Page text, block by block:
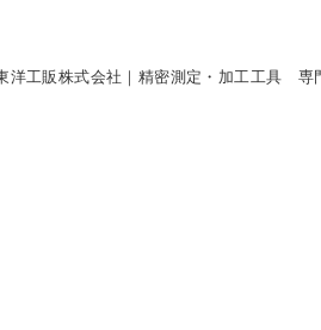
洋工販株式会社｜精密測定・加工工具 専